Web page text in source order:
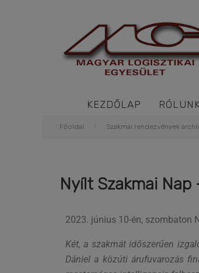
KEZDŐLAP
Főoldal Szakmai rendezvények
Nyílt Szakmai Nap
2023. június 10-én, szombaton
Két, a szakmát időszerűen
Dániel a közúti árufuvarozás